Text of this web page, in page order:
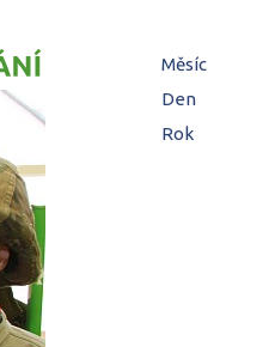
Měsíc
Den(aktivní
Rok